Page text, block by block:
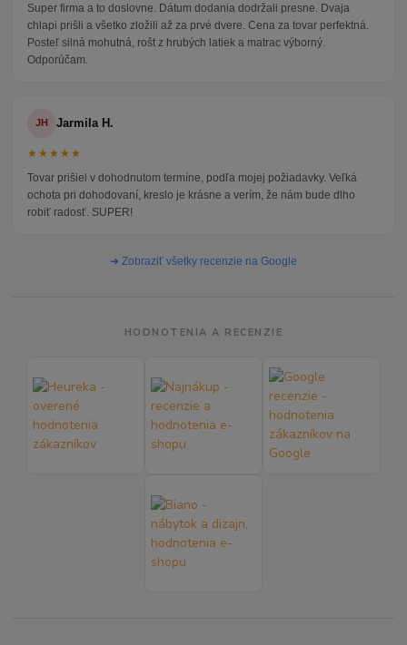
Super firma a to doslovne. Dátum dodania dodržali presne. Dvaja
chlapi prišli a všetko zložili až za prvé dvere. Cena za tovar perfektná.
Posteľ silná mohutná, rošt z hrubých latiek a matrac výborný.
Odporúčam.
JH Jarmila H.
★★★★★
Tovar prišiel v dohodnutom termíne, podľa mojej požiadavky. Veľká
ochota pri dohodovaní, kreslo je krásne a verím, že nám bude dlho
robiť radosť. SUPER!
➜ Zobraziť všetky recenzie na Google
HODNOTENIA A RECENZIE